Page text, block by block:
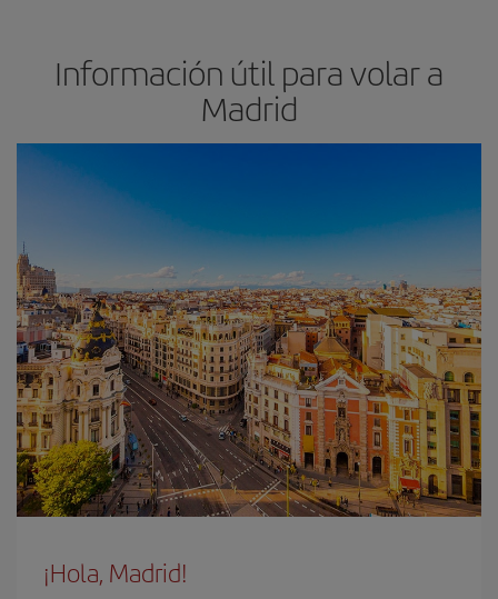
Información útil para volar a
Madrid
¡Hola, Madrid!